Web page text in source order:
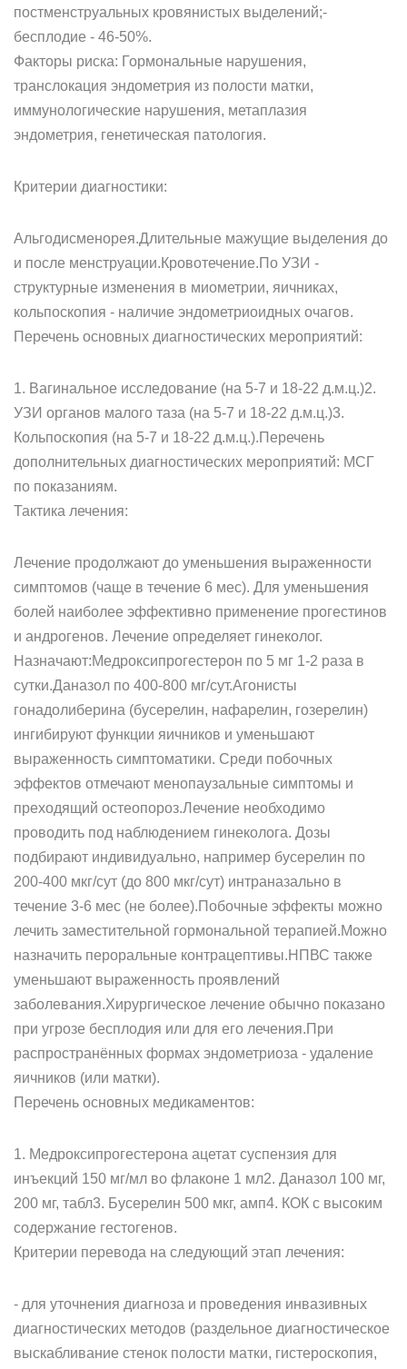
постменструальных кровянистых выделений;-
бесплодие - 46-50%.
Факторы риска: Гормональные нарушения,
транслокация эндометрия из полости матки,
иммунологические нарушения, метаплазия
эндометрия, генетическая патология.
Критерии диагностики:
Альгодисменорея.Длительные мажущие выделения до
и после менструации.Кровотечение.По УЗИ -
структурные изменения в миометрии, яичниках,
кольпоскопия - наличие эндометриоидных очагов.
Перечень основных диагностических мероприятий:
1. Вагинальное исследование (на 5-7 и 18-22 д.м.ц.)2.
УЗИ органов малого таза (на 5-7 и 18-22 д.м.ц.)3.
Кольпоскопия (на 5-7 и 18-22 д.м.ц.).Перечень
дополнительных диагностических мероприятий: МСГ
по показаниям.
Тактика лечения:
Лечение продолжают до уменьшения выраженности
симптомов (чаще в течение 6 мес). Для уменьшения
болей наиболее эффективно применение прогестинов
и андрогенов. Лечение определяет гинеколог.
Назначают:Медроксипрогестерон по 5 мг 1-2 раза в
сутки.Даназол по 400-800 мг/сут.Агонисты
гонадолиберина (бусерелин, нафарелин, гозерелин)
ингибируют функции яичников и уменьшают
выраженность симптоматики. Среди побочных
эффектов отмечают менопаузальные симптомы и
преходящий остеопороз.Лечение необходимо
проводить под наблюдением гинеколога. Дозы
подбирают индивидуально, например бусерелин по
200-400 мкг/сут (до 800 мкг/сут) интраназально в
течение 3-6 мес (не более).Побочные эффекты можно
лечить заместительной гормональной терапией.Можно
назначить пероральные контрацептивы.НПВС также
уменьшают выраженность проявлений
заболевания.Хирургическое лечение обычно показано
при угрозе бесплодия или для его лечения.При
распространённых формах эндометриоза - удаление
яичников (или матки).
Перечень основных медикаментов:
1. Медроксипрогестерона ацетат суспензия для
инъекций 150 мг/мл во флаконе 1 мл2. Даназол 100 мг,
200 мг, табл3. Бусерелин 500 мкг, амп4. КОК с высоким
содержание гестогенов.
Критерии перевода на следующий этап лечения:
- для уточнения диагноза и проведения инвазивных
диагностических методов (раздельное диагностическое
выскабливание стенок полости матки, гистероскопия,